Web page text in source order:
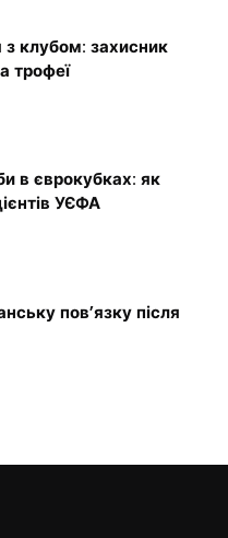
з клубом: захисник
трофеї
в єврокубках: як
УЄФА
пов’язку після